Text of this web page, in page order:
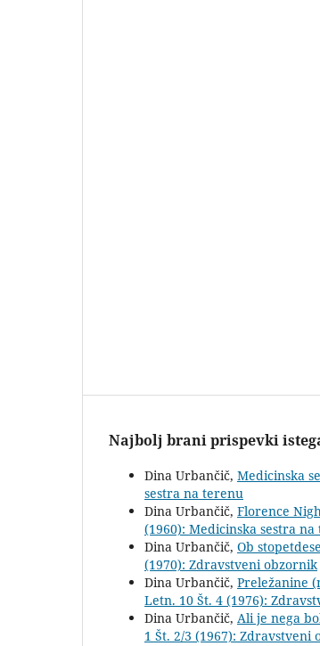
Najbolj brani prispevki
Dina Urbančič, Medicinska
sestra na terenu
Dina Urbančič, Florence
(1960): Medicinska sestra
Dina Urbančič, Ob
(1970): Zdravstveni obzornik
Dina Urbančič, Preležanine
Letn. 10 Št. 4 (1976):
Dina Urbančič, Ali je nega
1 Št. 2/3 (1967): Zdravstveni